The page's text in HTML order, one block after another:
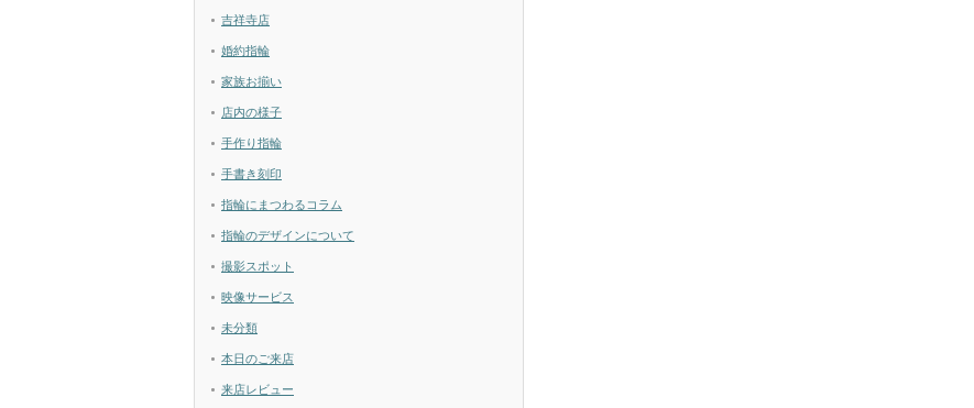
吉祥寺店
婚約指輪
家族お揃い
店内の様子
手作り指輪
手書き刻印
指輪にまつわるコラム
指輪のデザインについて
撮影スポット
映像サービス
未分類
本日のご来店
来店レビュー